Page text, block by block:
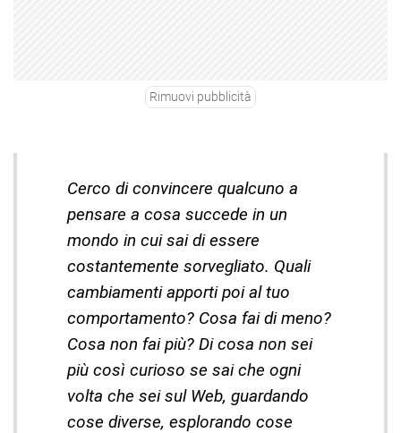
Rimuovi pubblicità
Cerco di convincere qualcuno a
pensare a cosa succede in un
mondo in cui sai di essere
costantemente sorvegliato. Quali
cambiamenti apporti poi al tuo
comportamento? Cosa fai di meno?
Cosa non fai più? Di cosa non sei
più così curioso se sai che ogni
volta che sei sul Web, guardando
cose diverse, esplorando cose